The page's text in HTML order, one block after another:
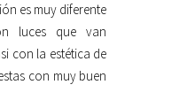
es muy diferente
luces que van
con la estética de
con muy buen